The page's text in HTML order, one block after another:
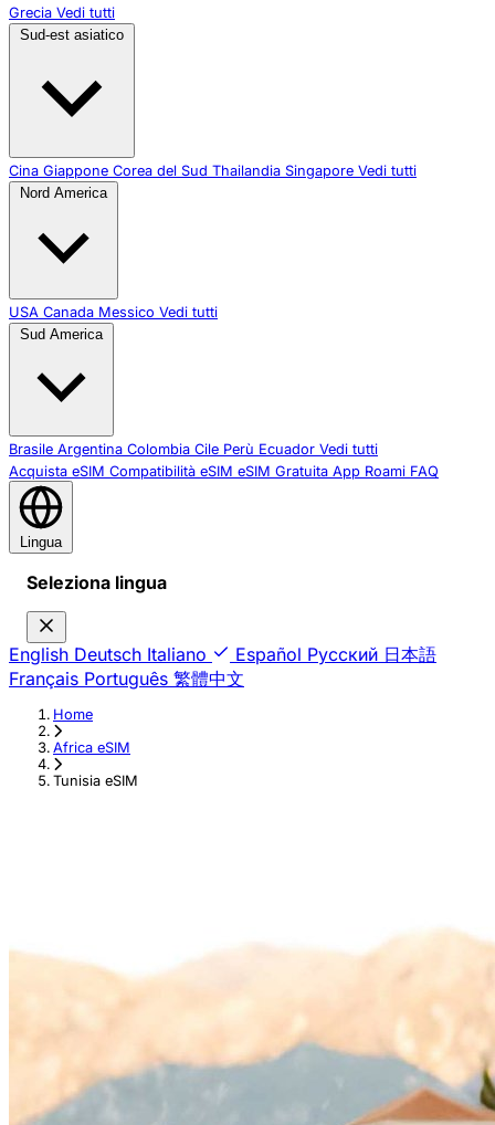
Grecia Vedi tutti
Sud-est asiatico
Cina Giappone Corea del Sud Thailandia Singapore Vedi tutti
Nord America
USA Canada Messico Vedi tutti
Sud America
Brasile Argentina Colombia Cile Perù Ecuador Vedi tutti
Acquista eSIM Compatibilità eSIM eSIM Gratuita App Roami FAQ
Lingua
Seleziona lingua
English Deutsch Italiano Español Русский 日本語
Français Português 繁體中文
Home
›
Africa eSIM
›
Tunisia eSIM